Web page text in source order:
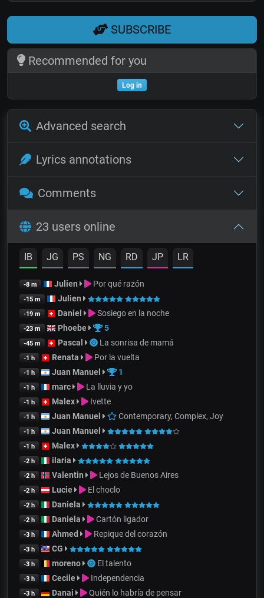
SUBSCRIBE
Recommended for you
Log in
Advanced search
Lyrics annotations
Comments
23 users online
IB JG PS NG RD JP LR
-8 m Julien Por qué razón
-15 m Julien
-19 m Daniel Sosiego en la noche
-23 m Phoebe 5
-45 m Pascal La sonrisa de mamá
-1 h Renata Por la vuelta
-1 h Juan Manuel 1
-1 h marc La lluvia y yo
-1 h Malex Ivette
-1 h Juan Manuel Contemporary, Complex, Joy
-1 h Juan Manuel
-1 h Malex
-2 h ilaria
-2 h Valentin Lejos de Buenos Aires
-2 h Lucie El choclo
-2 h Daniela
-2 h Daniela Cartón ligador
-3 h Ahmed Repique del corazón
-3 h CG
-3 h moreno El talento
-3 h Cecile Independencia
-3 h Danai Quién lo habría de pensar